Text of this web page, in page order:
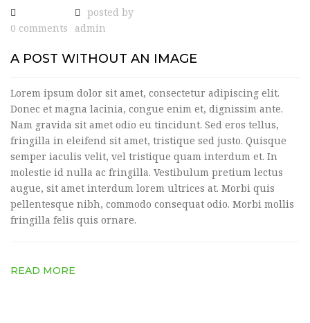
0 comments
posted by
admin
A POST WITHOUT AN IMAGE
Lorem ipsum dolor sit amet, consectetur adipiscing elit.
Donec et magna lacinia, congue enim et, dignissim ante.
Nam gravida sit amet odio eu tincidunt. Sed eros tellus,
fringilla in eleifend sit amet, tristique sed justo. Quisque
semper iaculis velit, vel tristique quam interdum et. In
molestie id nulla ac fringilla. Vestibulum pretium lectus
augue, sit amet interdum lorem ultrices at. Morbi quis
pellentesque nibh, commodo consequat odio. Morbi mollis
fringilla felis quis ornare.
READ MORE